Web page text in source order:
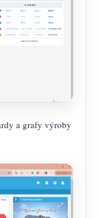
a grafy výroby